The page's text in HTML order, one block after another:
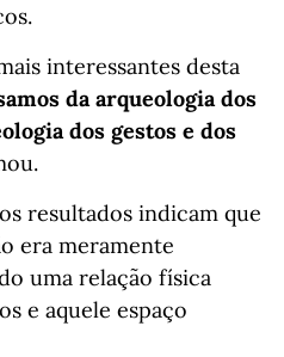
interessantes desta
da arqueologia dos
dos gestos e dos
resultados indicam que
era meramente
uma relação física
e aquele espaço